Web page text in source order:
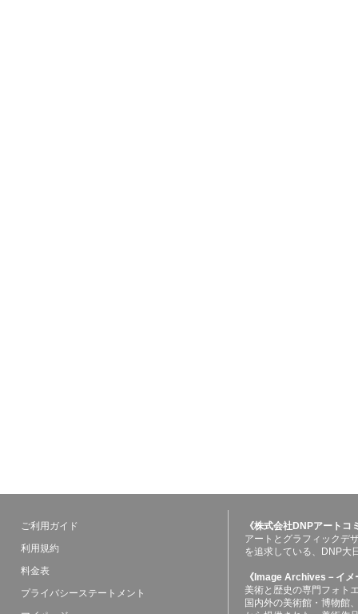
ご利用ガイド
利用規約
料金表
プライバシーステートメント
《株式会社DNPアート
アートとグラフィックデ
を追求している、DNP大
《Image Archives－イ
美術と歴史の専門フォト
国内外の美術館・博物館